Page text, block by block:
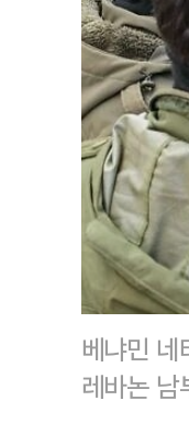
베냐민
레바논